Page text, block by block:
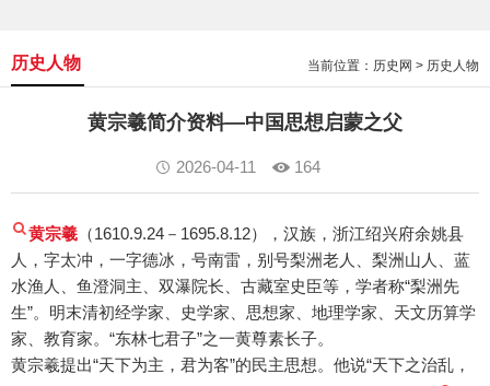
当前位置： 历史网 > 历史人物
历史人物
黄宗羲简介资料—中国思想启蒙之父
2026-04-11 164
黄宗羲 （1610.9.24－1695.8.12），汉族，浙江绍兴府余姚县
人，字太冲，一字德冰，号南雷，别号梨洲老人、梨洲山人、蓝
水渔人、鱼澄洞主、双瀑院长、古藏室史臣等，学者称“梨洲先
生”。明末清初经学家、史学家、思想家、地理学家、天文历算学
家、教育家。“东林七君子”之一黄尊素长子。
黄宗羲提出“天下为主，君为客”的民主思想。他说“天下之治乱，